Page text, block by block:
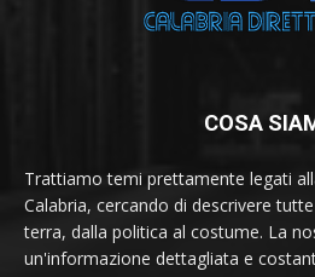
COSA
Trattiamo temi prettamente legati
Calabria, cercando di descrivere
terra, dalla politica al costume. La
un'informazione dettagliata e